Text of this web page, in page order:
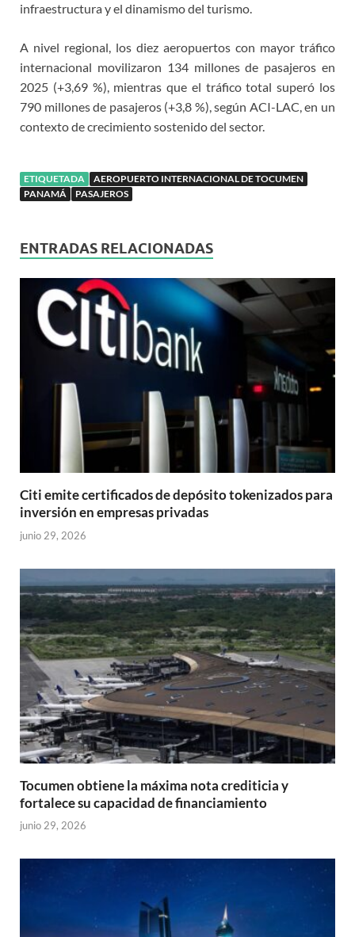
infraestructura y el dinamismo del turismo.
A nivel regional, los diez aeropuertos con mayor tráfico
internacional movilizaron 134 millones de pasajeros en
2025 (+3,69 %), mientras que el tráfico total superó los
790 millones de pasajeros (+3,8 %), según ACI-LAC, en un
contexto de crecimiento sostenido del sector.
ETIQUETADA
AEROPUERTO INTERNACIONAL DE TOCUMEN
PANAMÁ
PASAJEROS
ENTRADAS RELACIONADAS
Citi emite certificados de depósito tokenizados para
inversión en empresas privadas
junio 29, 2026
Tocumen obtiene la máxima nota crediticia y
fortalece su capacidad de financiamiento
junio 29, 2026